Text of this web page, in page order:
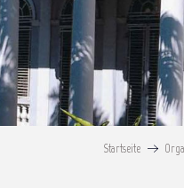
Startseite